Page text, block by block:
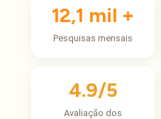
12,1 mil +
Pesquisas mensais
4.9/5
Avaliação dos